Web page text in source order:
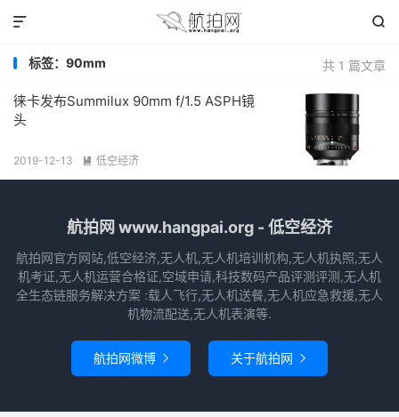


共 1 篇文章
标签：90mm
徕卡发布Summilux 90mm f/1.5 ASPH镜
头
2019-12-13  低空经济
航拍网 www.hangpai.org - 低空经济
航拍网官方网站,低空经济,无人机,无人机培训机构,无人机执照,无人
机考证,无人机运营合格证,空域申请,科技数码产品评测评测,无人机
全生态链服务解决方案 :载人飞行,无人机送餐,无人机应急救援,无人
机物流配送,无人机表演等.
航拍网微博  关于航拍网 